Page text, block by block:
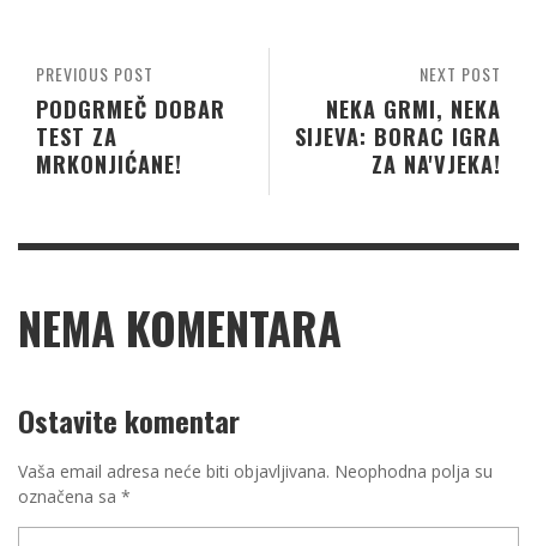
NEXT POST
NEKA GRMI, NEKA
SIJEVA: BORAC IGRA
ZA NA'VJEKA!
PREVIOUS POST
PODGRMEČ DOBAR
TEST ZA
MRKONJIĆANE!
NEMA KOMENTARA
Ostavite komentar
Vaša email adresa neće biti objavljivana. Neophodna polja su
označena sa *